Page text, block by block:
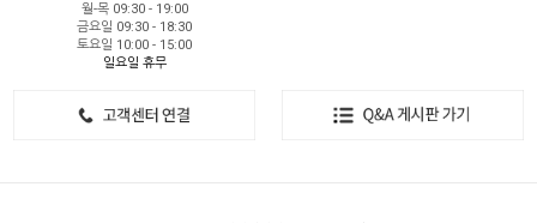
월-목 09:30 - 19:00
금요일 09:30 - 18:30
토요일 10:00 - 15:00
일요일 휴무